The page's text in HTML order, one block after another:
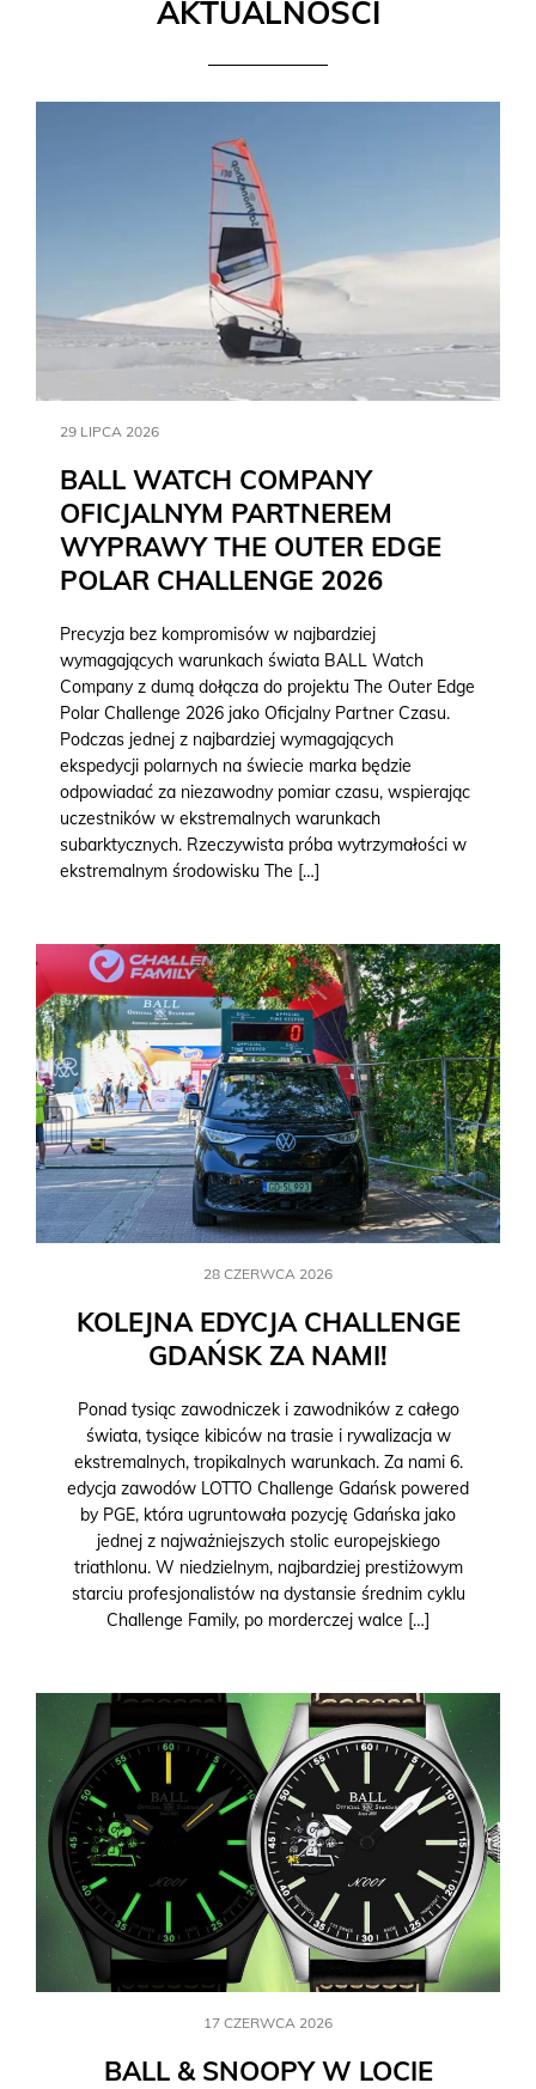
AKTUALNOŚCI
29 LIPCA 2026
BALL WATCH COMPANY
OFICJALNYM PARTNEREM
WYPRAWY THE OUTER EDGE
POLAR CHALLENGE 2026
Precyzja bez kompromisów w najbardziej
wymagających warunkach świata BALL Watch
Company z dumą dołącza do projektu The Outer Edge
Polar Challenge 2026 jako Oficjalny Partner Czasu.
Podczas jednej z najbardziej wymagających
ekspedycji polarnych na świecie marka będzie
odpowiadać za niezawodny pomiar czasu, wspierając
uczestników w ekstremalnych warunkach
subarktycznych. Rzeczywista próba wytrzymałości w
ekstremalnym środowisku The […]
28 CZERWCA 2026
KOLEJNA EDYCJA CHALLENGE
GDAŃSK ZA NAMI!
Ponad tysiąc zawodniczek i zawodników z całego
świata, tysiące kibiców na trasie i rywalizacja w
ekstremalnych, tropikalnych warunkach. Za nami 6.
edycja zawodów LOTTO Challenge Gdańsk powered
by PGE, która ugruntowała pozycję Gdańska jako
jednej z najważniejszych stolic europejskiego
triathlonu. W niedzielnym, najbardziej prestiżowym
starciu profesjonalistów na dystansie średnim cyklu
Challenge Family, po morderczej walce […]
17 CZERWCA 2026
BALL & SNOOPY W LOCIE